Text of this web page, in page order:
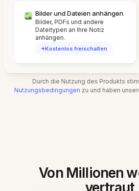
Bilder und Dateien anhängen
Bilder, PDFs und andere
Dateitypen an Ihre Notiz
anhängen.
Kostenlos freischalten
Durch die Nutzung des Produkts
Nutzungsbedingungen zu und haben
Von Millionen
vertraut